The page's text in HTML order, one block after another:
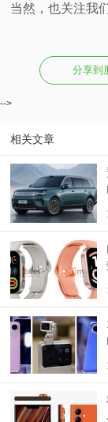
当然，也关注我
分享到
-->
相关文章